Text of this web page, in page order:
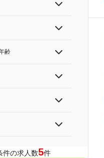
齢
件の求人数5件